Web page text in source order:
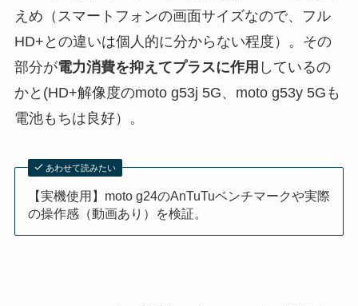
えめ（スマートフォンの画面サイズなので、フル
HD+との違いは個人的に分からない程度）。その
部分が電力消費を抑えてプラスに作用 しているの
かと(HD+解像度のmoto g53j 5G、moto g53y 5Gも
電池もちは良好）。
あわせて読みたい
【実機使用】moto g24のAnTuTuベンチマークや実際
の操作感（動画あり）を検証。